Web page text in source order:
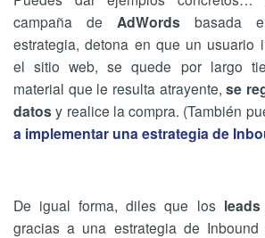
campaña de AdWords basada
estrategia, detona en que un usuario
el sitio web, se quede por largo
material que le resulta atrayente,se
datosy realice la compra. (También
a implementar una estrategia de
De igual forma, diles que los
gracias a una estrategia de